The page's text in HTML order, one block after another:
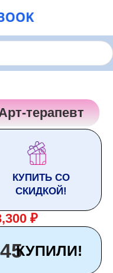
терапевт
КУПИТЬ СО
СКИДКОЙ!
₽
45КУПИЛИ!